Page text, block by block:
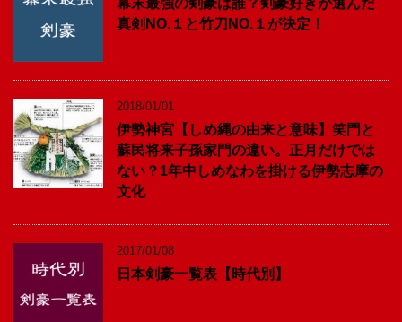
幕末最強の剣豪は誰？剣豪好きが選んだ
真剣NO.１と竹刀NO.１が決定！
2018/01/01
伊勢神宮【しめ縄の由来と意味】笑門と
蘇民将来子孫家門の違い。正月だけでは
ない？1年中しめなわを掛ける伊勢志摩の
文化
2017/01/08
日本剣豪一覧表【時代別】